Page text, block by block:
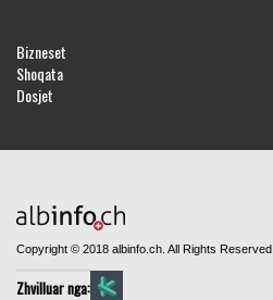
Bizneset
Shoqata
Dosjet
Copyright © 2018 albinfo.ch. All Rights Reserved.
Zhvilluar nga: